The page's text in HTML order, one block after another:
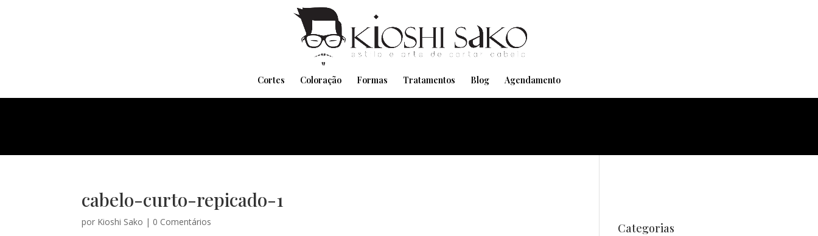
Cortes Coloração Formas Tratamentos Blog Agendamento
cabelo-curto-repicado-1
por Kioshi Sako | 0 Comentários Categorias
Pensando em transformar seu Visual??
Agende pelo Whatsapp